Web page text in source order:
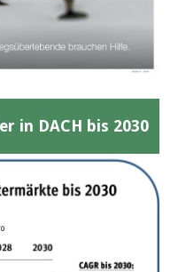
in DACH bis 2030